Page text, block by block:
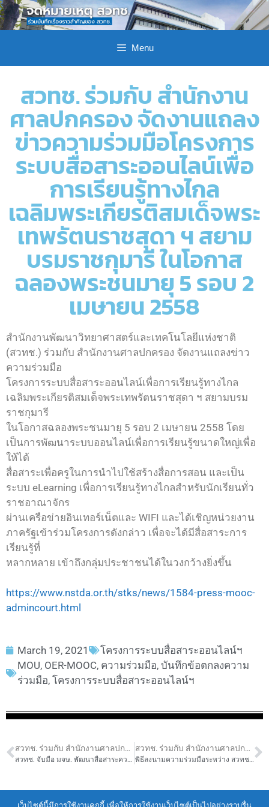
Menu
สวทช. ร่วมกับ สำนักงาน
ศาลปกครอง จัดงานแถลง
ข่าวความร่วมมือโครงการ
ระบบสื่อสาระออนไลน์เพื่อ
การเรียนรู้ทางไกล
เฉลิมพระเกียรติสมเด็จพระ
เทพรัตนราชสุดา ฯ สยาม
บรมราชกุมารี ในโอกาส
ฉลองพระชนมายุ 5 รอบ 2
เมษายน 2558
สำนักงานพัฒนาวิทยาศาสตร์และเทคโนโลยีแห่งชาติ
(สวทช.) ร่วมกับ สำนักงานศาลปกครอง จัดงานแถลงข่าว
ความร่วมมือ
โครงการระบบสื่อสาระออนไลน์เพื่อการเรียนรู้ทางไกล
เฉลิมพระเกียรติสมเด็จพระเทพรัตนราชสุดา ฯ สยามบรม
ราชกุมารี
ในโอกาสฉลองพระชนมายุ 5 รอบ 2 เมษายน 2558 โดย
เป็นการพัฒนาระบบออนไลน์เพื่อการเรียนรู้ขนาดใหญ่เพื่อ
ให้ได้
สื่อสาระเพื่อครูในการนำไปใช้สร้างสื่อการสอน และเป็น
ระบบ eLearning เพื่อการเรียนรู้ทางไกลสำหรับนักเรียนทั่ว
ราชอาณาจักร
ผ่านเครือข่ายอินเทอร์เน็ตและ WIFI และได้เชิญหน่วยงาน
ภาครัฐเข้าร่วมโครงการดังกล่าว เพื่อจะได้มีสื่อสาระการ
เรียนรู้ที่
หลากหลาย เข้าถึงกลุ่มประชาชนได้ในวงกว้างยิ่งขึ้น
https://www.nstda.or.th/stks/news/1584-press-mooc-
admincourt.html
March 19, 2021
โครงการระบบสื่อสาระออนไลน์ฯ
MOU, OER-MOOC, ความร่วมมือ, บันทึกข้อตกลงความ
ร่วมมือ, โครงการระบบสื่อสาระออนไลน์ฯ
สวทช. ร่วมกับ สำนักงานศาลปกครอง จัดงานแถลงข่าวความร่วมมือโครงการระบบสื่อสาระออนไลน์เพื่อการเรียนรู้ทางไกลเฉลิมพระเกียรติสมเด็จพระเทพรัตนราชสุดา ฯ สยามบรมราชกุมารี ในโอกาสฉลองพระชนมายุ 5 รอบ 2 เมษายน 2558
สวทช. จับมือ มจษ. พัฒนาสื่อสาระความรู้ดิจิทัลสนับสนุนการเรียนรู้แบบเปิด เพื่อสร้างสังคมแห่งการเรียนรู้อย่างยั่งยืน
สวทช. ร่วมกับ สำนักงานศาลปกครอง จัดงานแถลงข่าวความร่วมมือโครงการระบบสื่อสาระออนไลน์เพื่อการเรียนรู้ทางไกลเฉลิมพระเกียรติสมเด็จพระเทพรัตนราชสุดา ฯ สยามบรมราชกุมารี ในโอกาสฉลองพระชนมายุ 5 รอบ 2 เมษายน 2558
พิธีลงนามความร่วมมือระหว่าง สวทช. และ มหาวิทยาลัยบูรพา
Terms of Service|Personal Data Protection Policy